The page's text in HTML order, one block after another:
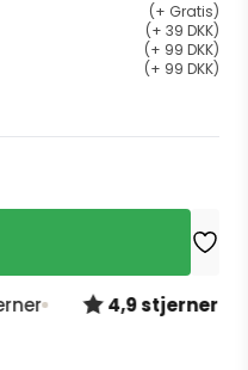
(+ Gratis)
(+ 39 DKK)
(+ 99 DKK)
(+ 99 DKK)
4,9 stjerner på